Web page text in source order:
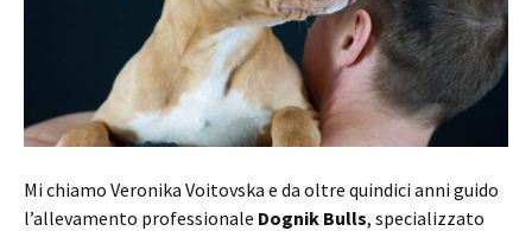
Mi chiamo Veronika Voitovska e da oltre quindici anni guido
l’allevamento professionale Dognik Bulls, specializzato